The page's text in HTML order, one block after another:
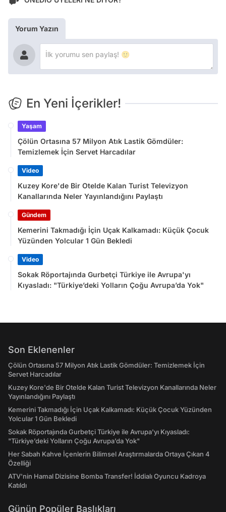
Yorum Yazın
En Yeni İçerikler!
Yaşam
Çölün Ortasına 57 Milyon Atık Lastik Gömdüler:
Temizlemek İçin Servet Harcadılar
Video
Kuzey Kore'de Bir Otelde Kalan Turist Televizyon
Kanallarında Neler Yayınlandığını Paylaştı
Gündem
Kemerini Takmadığı İçin Uçak Kalkamadı: Küçük Çocuk
Yüzünden Yolcular 1 Gün Bekledi
Video
Sokak Röportajında Gurbetçi Türkiye ile Avrupa'yı
Kıyasladı: "Türkiye’deki Yolların Çoğu Avrupa’da Yok"
Son Eklenenler
Çölün Ortasına 57 Milyon Atık Lastik Gömdüler: Temizlemek İçin
Servet Harcadılar
Kuzey Kore'de Bir Otelde Kalan Turist Televizyon Kanallarında Neler
Yayınlandığını Paylaştı
Kemerini Takmadığı İçin Uçak Kalkamadı: Küçük Çocuk Yüzünden
Yolcular 1 Gün Bekledi
Sokak Röportajında Gurbetçi Türkiye ile Avrupa'yı Kıyasladı:
"Türkiye’deki Yolların Çoğu Avrupa’da Yok"
Her Sabah Kahve İçenlerin Bilimsel Araştırmalarda Ortaya Çıkan 4
Özelliği
ATV'nin Hamal Dizisine Bomba Transfer! İddialı Oyuncu Kadroya
Katıldı
Günün Popüler Başlıkları